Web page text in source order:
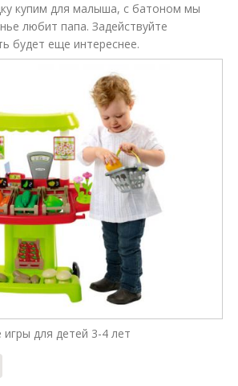
купим для малыша, с батоном мы
любит папа. Задействуйте
будет еще интереснее.
для детей 3-4 лет